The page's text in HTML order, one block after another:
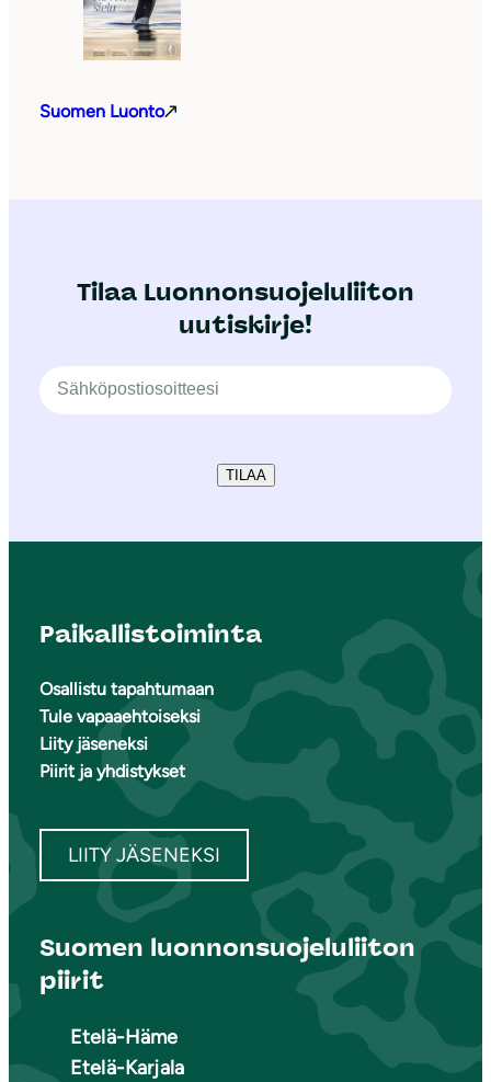
Suomen Luonto
Tilaa Luonnonsuojeluliiton
uutiskirje!
TILAA
Paikallistoiminta
Osallistu tapahtumaan
Tule vapaaehtoiseksi
Liity jäseneksi
Piirit ja yhdistykset
LIITY JÄSENEKSI
Suomen luonnonsuojeluliiton
piirit
Etelä-Häme
Etelä-Karjala